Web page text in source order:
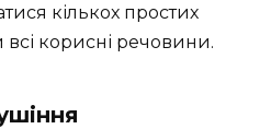
кількох простих
корисні речовини.